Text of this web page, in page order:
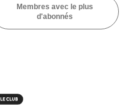
Membres avec le plus
d'abonnés